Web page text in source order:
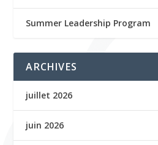
Summer Leadership Program
ARCHIVES
juillet 2026
juin 2026